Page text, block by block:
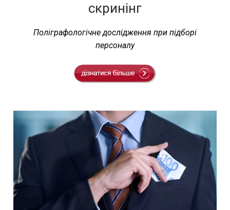
скринінг
Поліграфологічне дослідження при підборі
персоналу